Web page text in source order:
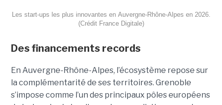
Les start-ups les plus innovantes en Auvergne-Rhône-Alpes en 2026.
(Crédit France Digitale)
Des financements records
En Auvergne-Rhône-Alpes, l’écosystème repose sur
la complémentarité de ses territoires. Grenoble
s’impose comme l’un des principaux pôles européens